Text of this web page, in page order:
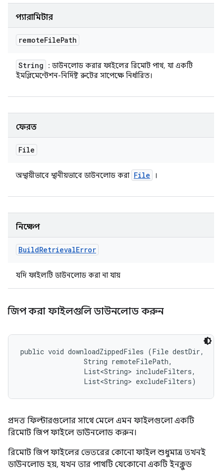
প্যারামিটার
remoteFilePath
String
: ডাউনলোড করার ফাইলের রিমোট পাথ, যা একটি
ইমপ্লিমেন্টেশন-নির্দিষ্ট রুটের সাপেক্ষে নির্ধারিত।
ফেরত
File
অস্থায়ীভাবে স্থানীয়ভাবে ডাউনলোড করা File ।
নিক্ষেপ
BuildRetrievalError
যদি ফাইলটি ডাউনলোড করা না যায়
জিপ করা ফাইলগুলি ডাউনলোড করুন
public void downloadZippedFiles (File destDir,
                String remoteFilePath,
                List<String> includeFilters,
                List<String> excludeFilters)
প্রদত্ত ফিল্টারগুলোর সাথে মেলে এমন ফাইলগুলো একটি
রিমোট জিপ ফাইলে ডাউনলোড করুন।
রিমোট জিপ ফাইলের ভেতরের কোনো ফাইল শুধুমাত্র তখনই
ডাউনলোড হয়, যখন তার পাথটি যেকোনো একটি ইনক্লুড